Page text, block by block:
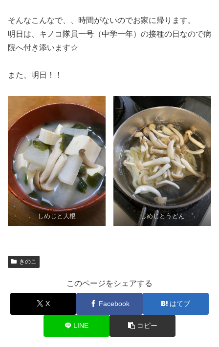
そんなこんなで、、時間がないのでお家に帰ります。
明日は、キノコ隊員一号（中学一年）の接種の日なので病
院へ付き添います☆
また、明日！！
しめじと大根 しめじとうどん
きのこ
このページをシェアする
X Facebook はてブ
LINE コピー